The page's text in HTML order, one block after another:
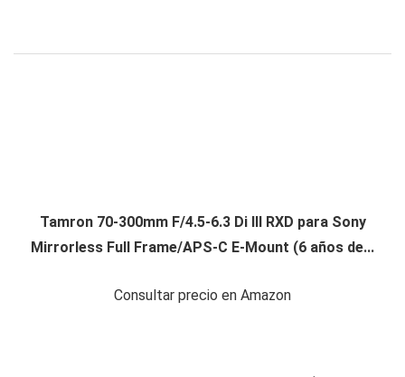
Tamron 70-300mm F/4.5-6.3 Di III RXD para Sony
Mirrorless Full Frame/APS-C E-Mount (6 años de...
Consultar precio en Amazon